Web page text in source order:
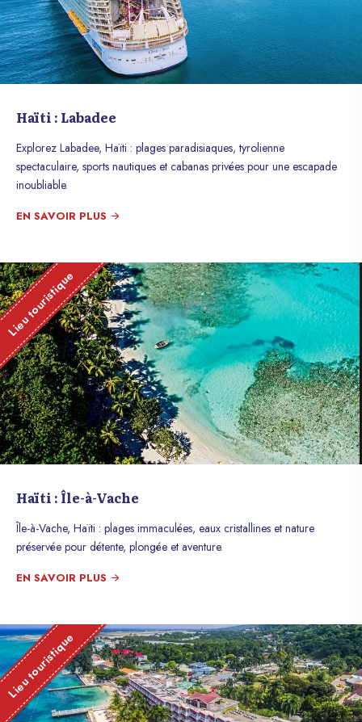
Haïti : Labadee
Explorez Labadee, Haïti : plages paradisiaques, tyrolienne
spectaculaire, sports nautiques et cabanas privées pour une escapade
inoubliable.
EN SAVOIR PLUS
Lieu touristique
Haïti : Île-à-Vache
Île-à-Vache, Haïti : plages immaculées, eaux cristallines et nature
préservée pour détente, plongée et aventure.
EN SAVOIR PLUS
Lieu touristique